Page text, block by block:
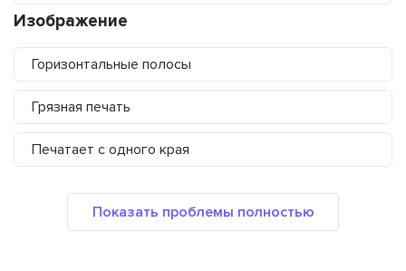
Изображение
Горизонтальные полосы
Грязная печать
Печатает с одного края